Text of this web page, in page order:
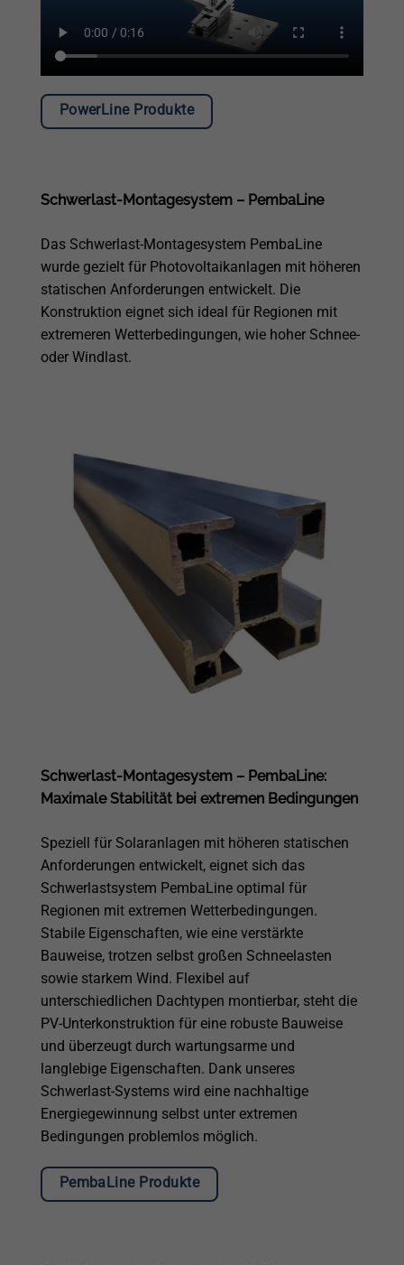
PowerLine Produkte
Schwerlast-Montagesystem – PembaLine
Das Schwerlast-Montagesystem PembaLine
wurde gezielt für Photovoltaikanlagen mit höheren
statischen Anforderungen entwickelt. Die
Konstruktion eignet sich ideal für Regionen mit
extremeren Wetterbedingungen, wie hoher Schnee-
oder Windlast.
Schwerlast-Montagesystem – PembaLine:
Maximale Stabilität bei extremen Bedingungen
Speziell für Solaranlagen mit höheren statischen
Anforderungen entwickelt, eignet sich das
Schwerlastsystem PembaLine optimal für
Regionen mit extremen Wetterbedingungen.
Stabile Eigenschaften, wie eine verstärkte
Bauweise, trotzen selbst großen Schneelasten
sowie starkem Wind. Flexibel auf
unterschiedlichen Dachtypen montierbar, steht die
PV-Unterkonstruktion für eine robuste Bauweise
und überzeugt durch wartungsarme und
langlebige Eigenschaften. Dank unseres
Schwerlast-Systems wird eine nachhaltige
Energiegewinnung selbst unter extremen
Bedingungen problemlos möglich.
PembaLine Produkte